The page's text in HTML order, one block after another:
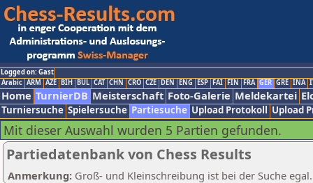
Logged on: Gast
Arabic ARM AZE BIH BUL CAT CHN CRO CZE DEN ENG ESP FAI FIN FRA GER GRE INA
Home TurnierDB Meisterschaft Foto-Galerie Meldekartei
Turniersuche Spielersuche Partiesuche Upload Protokoll Upload
Mit dieser Auswahl wurden 5 Partien gefunden.
Partiedatenbank von Chess Results
Anmerkung: Groß- und Kleinschreibung ist bei der Suche